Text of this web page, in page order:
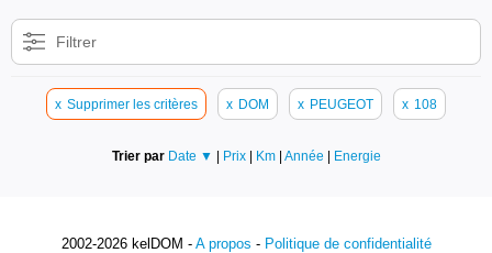
Filtrer
x Supprimer les critères x DOM x PEUGEOT x 108
Trier par Date ▼ | Prix | Km | Année | Energie
2002-2026 kelDOM - A propos - Politique de confidentialité